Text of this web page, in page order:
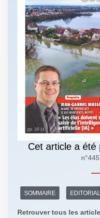
Cet article a été
SOMMAIRE EDITORIAL
Retrouver tous les